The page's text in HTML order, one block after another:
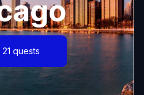
quests